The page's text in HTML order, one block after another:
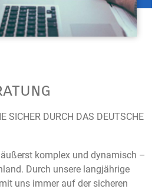
SICHER DURCH DAS DEUTSCHE
komplex und dynamisch –
Durch unsere langjährige
uns immer auf der sicheren